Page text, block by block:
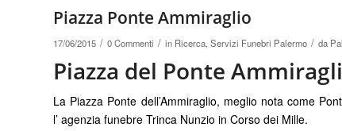
Piazza Ponte Ammiraglio
17/06/2015 / 0 Commenti / in Ricerca, Servizi Funebri Palermo / da
Piazza del Ponte
La Piazza Ponte dell’Ammiraglio, meglio nota come
l’ agenzia funebre Trinca Nunzio in Corso dei Mille.